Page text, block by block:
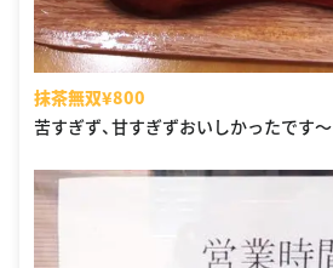
抹茶無双¥800
苦すぎず、甘すぎずおいしかったです〜